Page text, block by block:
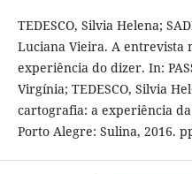
TEDESCO, Silvia Helena;
Luciana Vieira. A entrevista
experiência do dizer. In:
Virgínia; TEDESCO, Silvia
cartografia: a experiência
Porto Alegre: Sulina, 2016.